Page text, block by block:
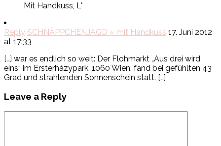
Mit Handkuss, L*
Reply SCHNÄPPCHENJAGD « mit Handkuss 17. Juni 2012
at 17:33
[…] war es endlich so weit: Der Flohmarkt „Aus drei wird
eins“ im Ersterházypark, 1060 Wien, fand bei gefühlten 43
Grad und strahlenden Sonnenschein statt. […]
Leave a Reply